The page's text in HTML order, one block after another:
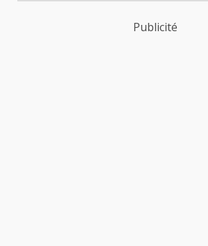
Publicité